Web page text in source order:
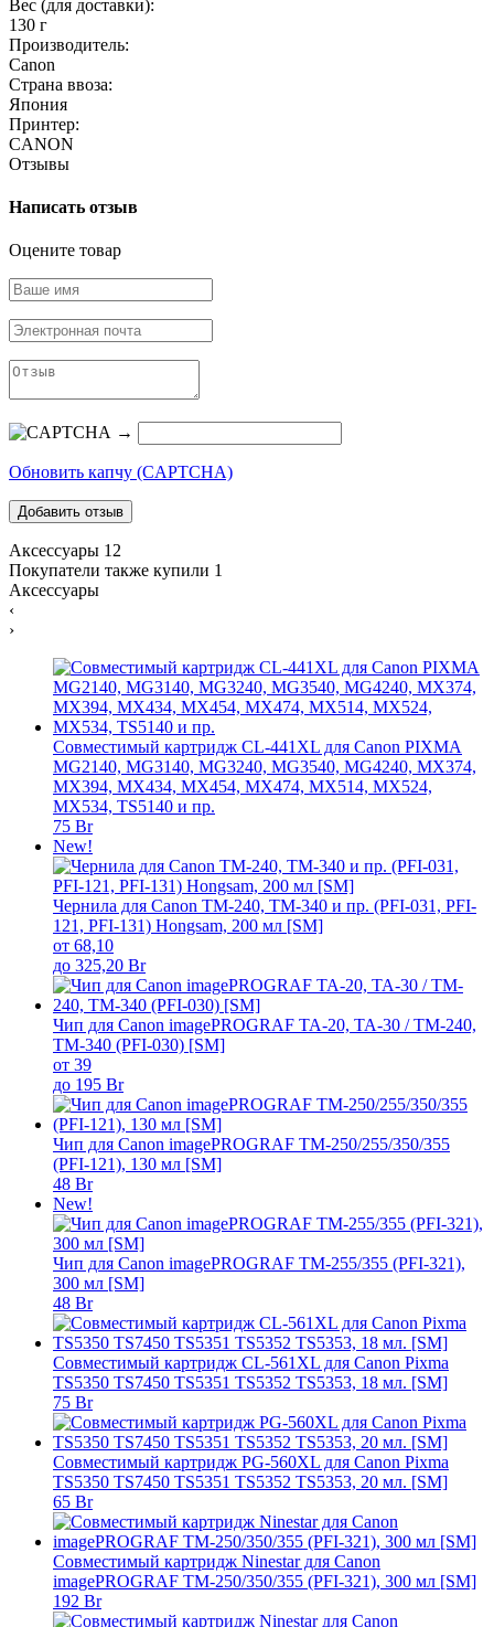
Вес (для доставки):
130 г
Производитель:
Canon
Страна ввоза:
Япония
Принтер:
CANON
Отзывы
Написать отзыв
Оцените товар
→
Обновить капчу (CAPTCHA)
Аксессуары 12
Покупатели также купили 1
Аксессуары
‹
›
Совместимый картридж CL-441XL для Canon PIXMA
MG2140, MG3140, MG3240, MG3540, MG4240, MX374,
MX394, MX434, MX454, MX474, MX514, MX524,
MX534, TS5140 и пр.
75 Br
New!
Чернила для Canon TM-240, TM-340 и пр. (PFI-031, PFI-
121, PFI-131) Hongsam, 200 мл [SM]
от 68,10
до 325,20 Br
Чип для Canon imagePROGRAF TA-20, TA-30 / TM-240,
TM-340 (PFI-030) [SM]
от 39
до 195 Br
Чип для Canon imagePROGRAF TM-250/255/350/355
(PFI-121), 130 мл [SM]
48 Br
New!
Чип для Canon imagePROGRAF TM-255/355 (PFI-321),
300 мл [SM]
48 Br
Совместимый картридж CL-561XL для Canon Pixma
TS5350 TS7450 TS5351 TS5352 TS5353, 18 мл. [SM]
75 Br
Совместимый картридж PG-560XL для Canon Pixma
TS5350 TS7450 TS5351 TS5352 TS5353, 20 мл. [SM]
65 Br
Совместимый картридж Ninestar для Canon
imagePROGRAF TM-250/350/355 (PFI-321), 300 мл [SM]
192 Br